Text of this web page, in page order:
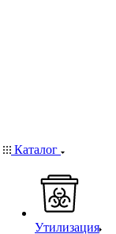
Каталог
Утилизация